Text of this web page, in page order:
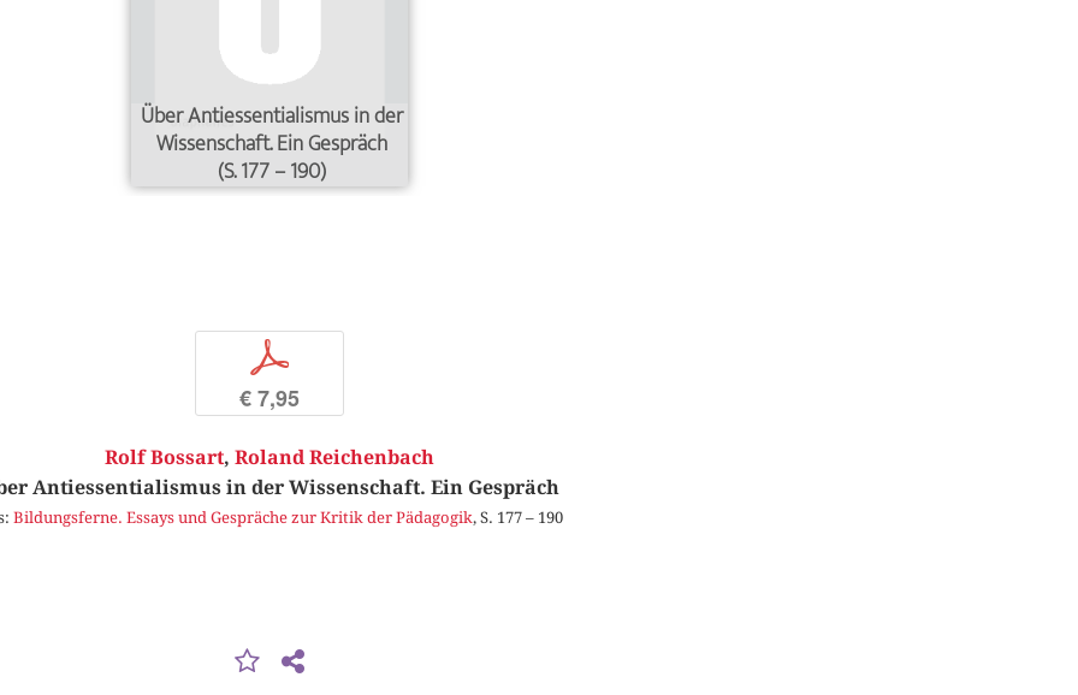
Über Antiessentialismus in der
Wissenschaft. Ein Gespräch
(S. 177 – 190)
p
€ 7,95
Rolf Bossart, Roland Reichenbach
Antiessentialismus in der Wissenschaft. Ein Gespräch
Bildungsferne. Essays und Gespräche zur Kritik der Pädagogik, S. 177 – 190